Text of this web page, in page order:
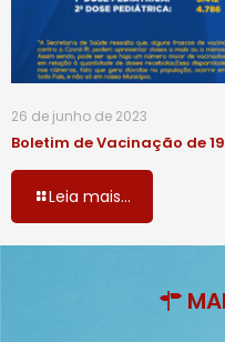
26 de junho de 2023
Boletim de Vacinação de
Leia mais...